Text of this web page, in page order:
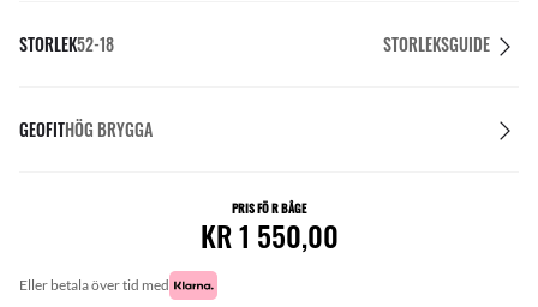
STORLEK52-18 STORLEKSGUIDE
GEOFITHÖG BRYGGA
PRIS FÖ R BÅGE
KR 1 550,00
eller betala över tid med